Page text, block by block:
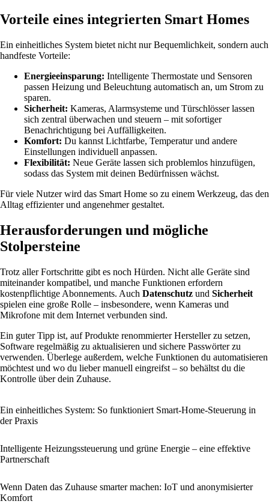
Vorteile eines integrierten Smart Homes
Ein einheitliches System bietet nicht nur Bequemlichkeit, sondern auch
handfeste Vorteile:
Energieeinsparung: Intelligente Thermostate und Sensoren
passen Heizung und Beleuchtung automatisch an, um Strom zu
sparen.
Sicherheit: Kameras, Alarmsysteme und Türschlösser lassen
sich zentral überwachen und steuern – mit sofortiger
Benachrichtigung bei Auffälligkeiten.
Komfort: Du kannst Lichtfarbe, Temperatur und andere
Einstellungen individuell anpassen.
Flexibilität: Neue Geräte lassen sich problemlos hinzufügen,
sodass das System mit deinen Bedürfnissen wächst.
Für viele Nutzer wird das Smart Home so zu einem Werkzeug, das den
Alltag effizienter und angenehmer gestaltet.
Herausforderungen und mögliche
Stolpersteine
Trotz aller Fortschritte gibt es noch Hürden. Nicht alle Geräte sind
miteinander kompatibel, und manche Funktionen erfordern
kostenpflichtige Abonnements. Auch Datenschutz und Sicherheit
spielen eine große Rolle – insbesondere, wenn Kameras und
Mikrofone mit dem Internet verbunden sind.
Ein guter Tipp ist, auf Produkte renommierter Hersteller zu setzen,
Software regelmäßig zu aktualisieren und sichere Passwörter zu
verwenden. Überlege außerdem, welche Funktionen du automatisieren
möchtest und wo du lieber manuell eingreifst – so behältst du die
Kontrolle über dein Zuhause.
Ein einheitliches System: So funktioniert Smart-Home-Steuerung in
der Praxis
Intelligente Heizungssteuerung und grüne Energie – eine effektive
Partnerschaft
Wenn Daten das Zuhause smarter machen: IoT und anonymisierter
Komfort